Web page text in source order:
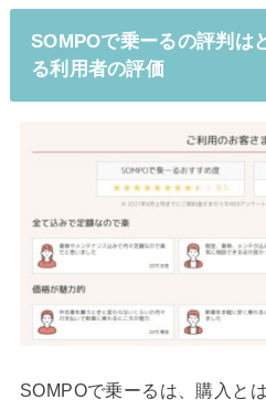
SOMPOで乗ーるの評判は
る利用者の評価
SOMPOで乗ーるは、購入と